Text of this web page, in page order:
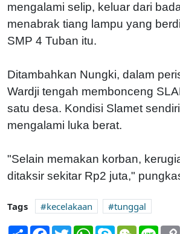
mengalami selip, keluar dari
menabrak tiang lampu yang
SMP 4 Tuban itu.
Ditambahkan Nungki, dalam
Wardji tengah membonceng
satu desa. Kondisi Slamet
mengalami luka berat.
"Selain memakan korban,
ditaksir sekitar Rp2 juta,"
Tags kecelakaan
tunggal
Share Facebook
TwitterWhatsApp
SkypeWeChatLine